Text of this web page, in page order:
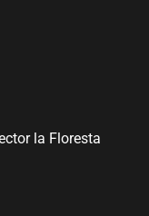
la Floresta